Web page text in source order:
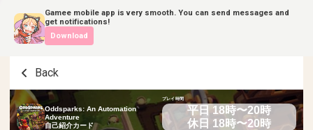
Gamee mobile app is very smooth. You can send messages and
get notifications!
Download
Back
Oddsparks: An Automation
Adventure
自己紹介カード
プレイ時間
平日 18時〜20時
休日 18時〜20時